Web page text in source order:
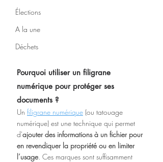
Élections
A la une
Déchets
Pourquoi utiliser un filigrane
numérique pour protéger ses
documents ?
Un filigrane numérique (ou tatouage
numérique) est une technique qui permet
d'ajouter des informations à un fichier pour
en revendiquer la propriété ou en limiter
l’usage . Ces marques sont suffisamment